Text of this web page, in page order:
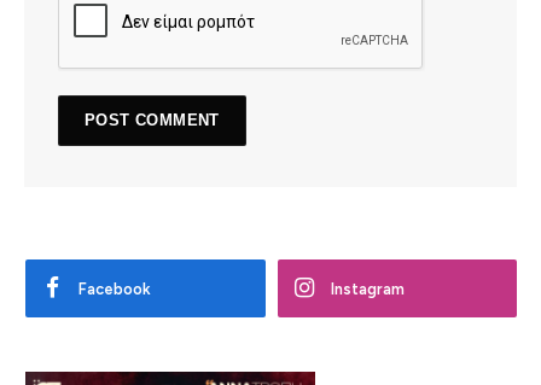
Facebook Instagram